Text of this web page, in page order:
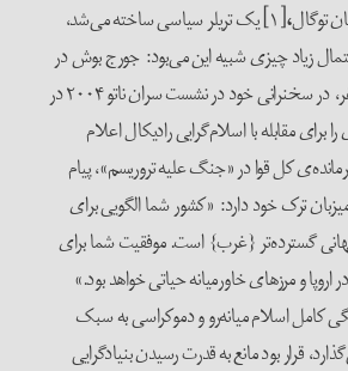
توگال، [۱] یک تریلر سیاسی ساخته می‌شد،
زیاد چیزی شبیه این می‌بود: جورج بوش در
زمینه‌ای از نمای پل بسفر، در سخنرانی خود در نشست سران ناتو ۲۰۰۴ در
برای مقابله با اسلام‌گرایی رادیکال اعلام
کل قوا در «جنگ علیه تروریسم»، پیام
ترک خود دارد: «کشور شما الگویی برای
گسترده‌تر {غرب} است. موفقیت شما برای
و مرزهای خاورمیانه حیاتی خواهد بود.»
کامل اسلام میانه‌رو و دموکراسی به سبک
قرار بود مانع به قدرت رسیدن بنیادگرایی